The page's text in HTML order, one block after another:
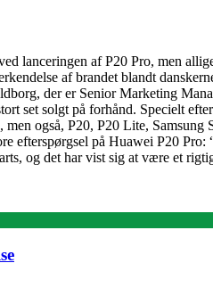
lanceringen af P20 Pro, men
af brandet blandt
der er Senior Marketing
set solgt på forhånd. Specielt
men også, P20, P20 Lite,
efterspørgsel på Huawei P20
og det har vist sig at være et